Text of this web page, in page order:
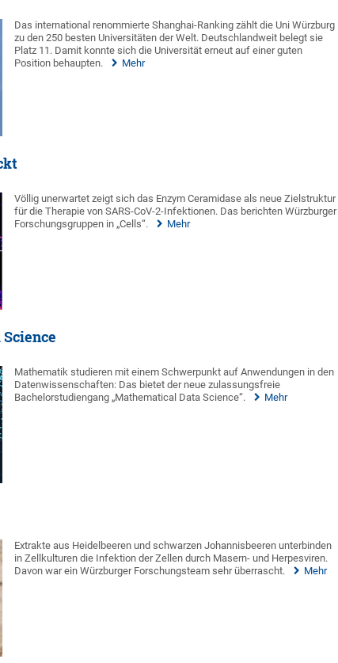
Das international renommierte Shanghai-Ranking zählt die Uni Würzburg
zu den 250 besten Universitäten der Welt. Deutschlandweit belegt sie
Platz 11. Damit konnte sich die Universität erneut auf einer guten
Position behaupten.
Mehr
Völlig unerwartet zeigt sich das Enzym Ceramidase als neue Zielstruktur
für die Therapie von SARS-CoV-2-Infektionen. Das berichten Würzburger
Forschungsgruppen in „Cells“.
Mehr
Mathematik studieren mit einem Schwerpunkt auf Anwendungen in den
Datenwissenschaften: Das bietet der neue zulassungsfreie
Bachelorstudiengang „Mathematical Data Science“.
Mehr
Extrakte aus Heidelbeeren und schwarzen Johannisbeeren unterbinden
in Zellkulturen die Infektion der Zellen durch Masern- und Herpesviren.
Davon war ein Würzburger Forschungsteam sehr überrascht.
Mehr